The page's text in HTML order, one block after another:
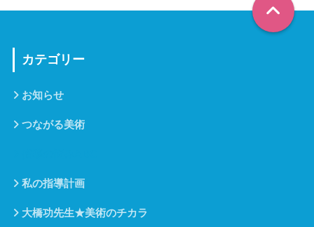
カテゴリー
お知らせ
つながる美術
私の指導計画
大橋功先生★美術のチカラ